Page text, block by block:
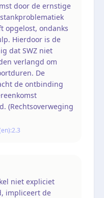
door de ernstige
opgelost, ondanks
Hierdoor is de
dat SWZ niet
verlangd om
De
de ontbinding
(Rechtsoverweging
2.3
niet expliciet
impliceert de